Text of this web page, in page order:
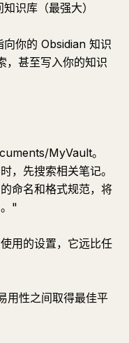
识库（最强大）
你的 Obsidian 知识
，甚至写入你的知识
MyVault。
，先搜索相关笔记。
命名和格式规范，将
"
用的设置，它远比任
用性之间取得最佳平